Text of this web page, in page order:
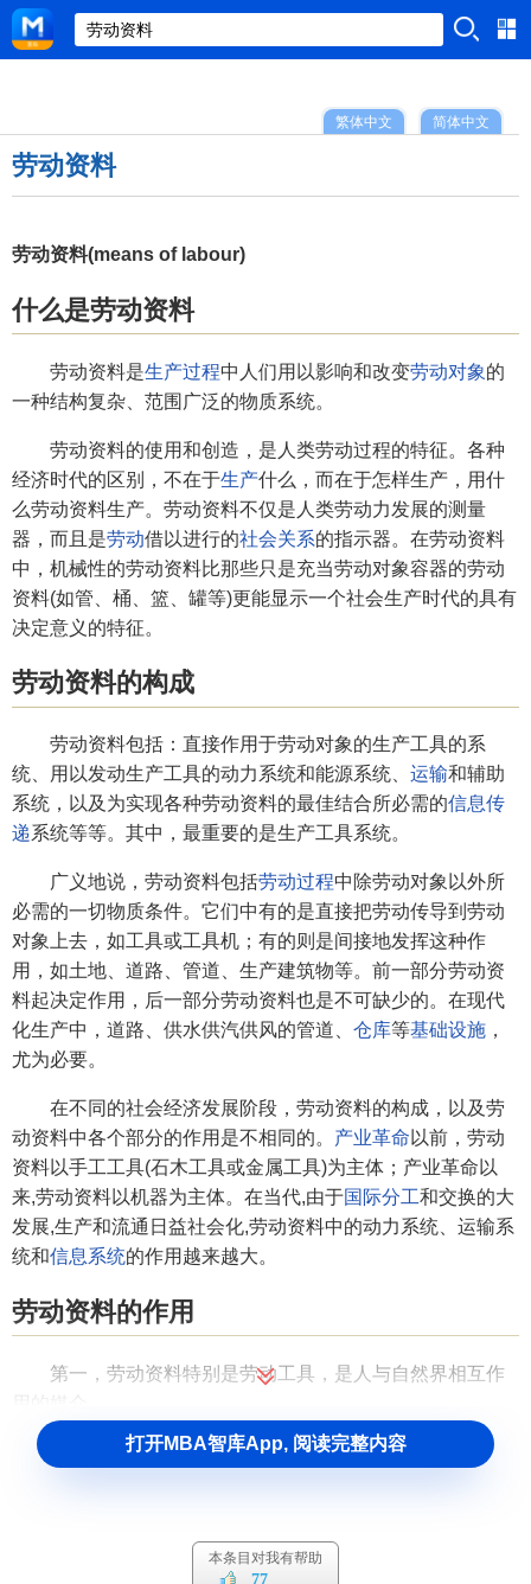
简体中文
繁体中文
劳动资料
劳动资料(means of labour)
什么是劳动资料
劳动资料是生产过程中人们用以影响和改变劳动对象的
一种结构复杂、范围广泛的物质系统。
劳动资料的使用和创造，是人类劳动过程的特征。各种
经济时代的区别，不在于生产什么，而在于怎样生产，用什
么劳动资料生产。劳动资料不仅是人类劳动力发展的测量
器，而且是劳动借以进行的社会关系的指示器。在劳动资料
中，机械性的劳动资料比那些只是充当劳动对象容器的劳动
资料(如管、桶、篮、罐等)更能显示一个社会生产时代的具有
决定意义的特征。
劳动资料的构成
劳动资料包括：直接作用于劳动对象的生产工具的系
统、用以发动生产工具的动力系统和能源系统、 运输和辅助
系统，以及为实现各种劳动资料的最佳结合所必需的信息传
递系统等等。其中，最重要的是生产工具系统。
广义地说，劳动资料包括劳动过程中除劳动对象以外所
必需的一切物质条件。它们中有的是直接把劳动传导到劳动
对象上去，如工具或工具机；有的则是间接地发挥这种作
用，如土地、道路、管道、生产建筑物等。前一部分劳动资
料起决定作用，后一部分劳动资料也是不可缺少的。在现代
化生产中，道路、供水供汽供风的管道、 仓库等基础设施 ，
尤为必要。
在不同的社会经济发展阶段，劳动资料的构成，以及劳
动资料中各个部分的作用是不相同的。 产业革命 以前，劳动
资料以手工工具(石木工具或金属工具)为主体；产业革命以
来,劳动资料以机器为主体。在当代,由于国际分工和交换的大
发展,生产和流通日益社会化,劳动资料中的动力系统、运输系
统和信息系统的作用越来越大。
劳动资料的作用
第一，劳动资料特别是劳动工具，是人与自然界相互作
第二，劳动资料特别是劳动工具，是生产力
作为改造自
劳动资料私有的必然性
打开MBA智库App, 阅读完整内容
本条目对我有帮助
77